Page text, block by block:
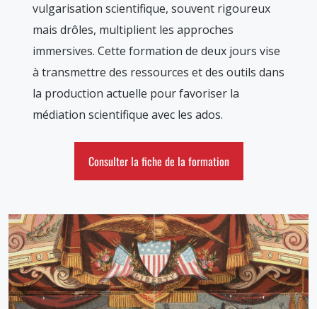
vulgarisation scientifique, souvent rigoureux
mais drôles, multiplient les approches
immersives. Cette formation de deux jours vise
à transmettre des ressources et des outils dans
la production actuelle pour favoriser la
médiation scientifique avec les ados.
Consulter la fiche de la formation